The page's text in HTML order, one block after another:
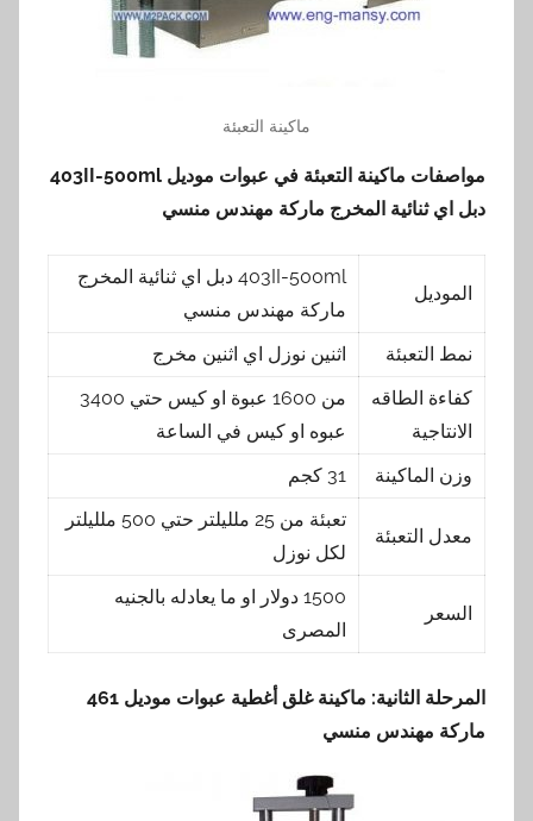
ماكينة التعبئة
مواصفات ماكينة التعبئة في عبوات موديل 403II-500ml
دبل اي ثنائية المخرج ماركة مهندس منسي
الموديل
403II-500ml دبل اي ثنائية المخرج
ماركة مهندس منسي
نمط التعبئة
اثنين نوزل اي اثنين مخرج
كفاءة الطاقه
الانتاجية
من 1600 عبوة او كيس حتي 3400
عبوه او كيس في الساعة
وزن الماكينة
31 كجم
معدل التعبئة
تعبئة من 25 ملليلتر حتي 500 ملليلتر
لكل نوزل
السعر
1500 دولار او ما يعادله بالجنيه
المصرى
المرحلة الثانية: ماكينة غلق أغطية عبوات موديل 461
ماركة مهندس منسي